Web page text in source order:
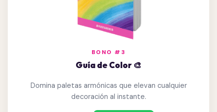
BONO #3
Guía de Color 🎨
Domina paletas armónicas que elevan cualquier
decoración al instante.